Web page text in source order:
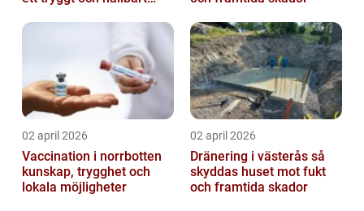
02 april 2026
Vaccination i norrbotten
kunskap, trygghet och
lokala möjligheter
02 april 2026
Dränering i västerås så
skyddas huset mot fukt
och framtida skador